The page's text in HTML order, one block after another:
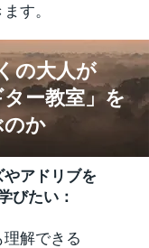
す。
の大人が
ター教室」を
か
アドリブを
びたい：
解できる